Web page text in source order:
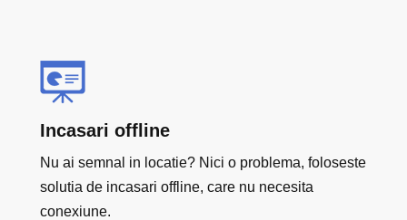
Incasari offline
Nu ai semnal in locatie? Nici o problema, foloseste
solutia de incasari offline, care nu necesita
conexiune.